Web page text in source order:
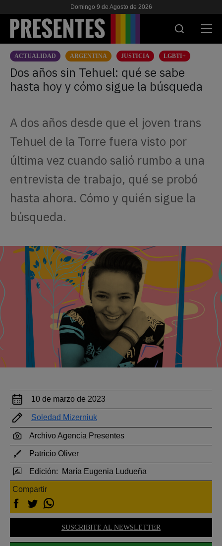
Domingo 9 de Agosto de 2026
ACTUALIDAD
INVESTIGACIONES
ESCUELA
APOYANOS
ACTUALIDAD ARGENTINA JUSTICIA LGBTI+
Dos años sin Tehuel: qué se sabe
hasta hoy y cómo sigue la búsqueda
A dos años desde que el joven trans
Tehuel de la Torre fuera visto por
última vez cuando salió rumbo a una
entrevista de trabajo, qué se probó
hasta ahora. Cómo y quién sigue la
búsqueda.
10 de marzo de 2023
Soledad Mizerniuk
Archivo Agencia Presentes
Patricio Oliver
Edición: María Eugenia Ludueña
Compartir
SUSCRIBITE AL NEWSLETTER